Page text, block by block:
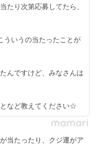
たり次第応募してたら、
ういうの当たったことが
んですけど、みなさんは
など教えてください☆
当たったり、クジ運がア